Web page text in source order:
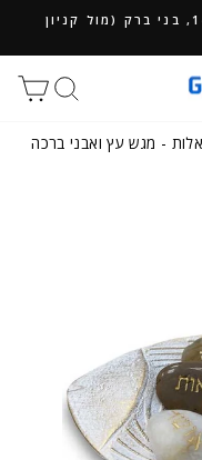
בואו לבקר בחנותינו: ששת הימים 14, בני ברק (מול קניון
חיפוש
- מגש עץ ואבני ברכה